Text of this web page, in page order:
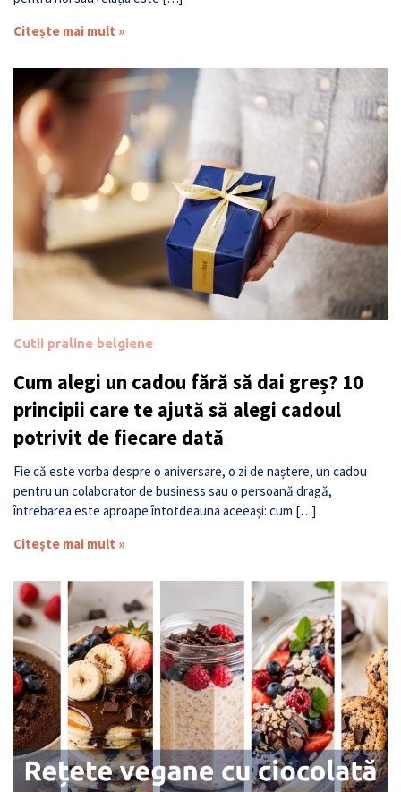
Citește mai mult »
Cutii praline belgiene
Cum alegi un cadou fără să dai greș? 10
principii care te ajută să alegi cadoul
potrivit de fiecare dată
Fie că este vorba despre o aniversare, o zi de naștere, un cadou
pentru un colaborator de business sau o persoană dragă,
întrebarea este aproape întotdeauna aceeași: cum […]
Citește mai mult »